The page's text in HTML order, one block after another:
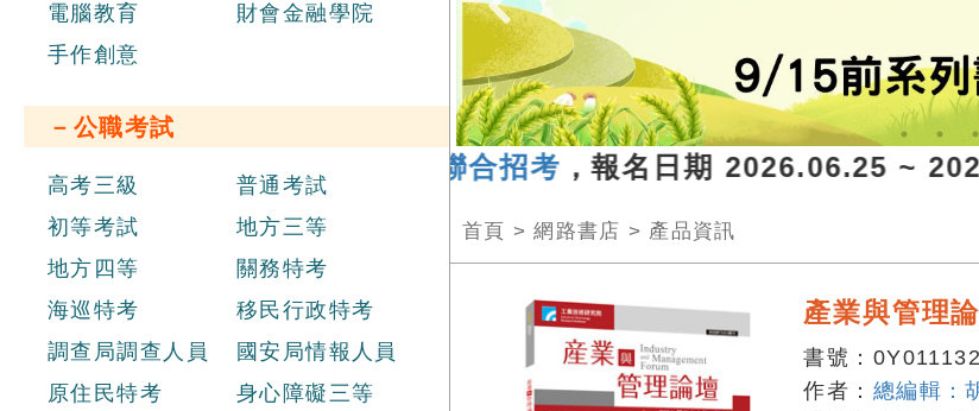
電腦教育
財會金融學院
手作創意
－公職考試
高考三級
普通考試
初等考試
地方三等
地方四等
關務特考
海巡特考
移民行政特考
調查局調查人員
國安局情報人員
原住民特考
身心障礙三等
年 經濟部新進職員辦理聯合招考，報名日期 2026.06.25 ~
首頁 >網路書店 > 產品資訊
產業與管理
書號： 0Y011132
作者： 總編輯：